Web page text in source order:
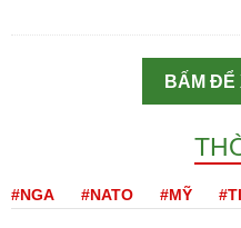
BẤM ĐỂ
#NGA #NATO #MỸ